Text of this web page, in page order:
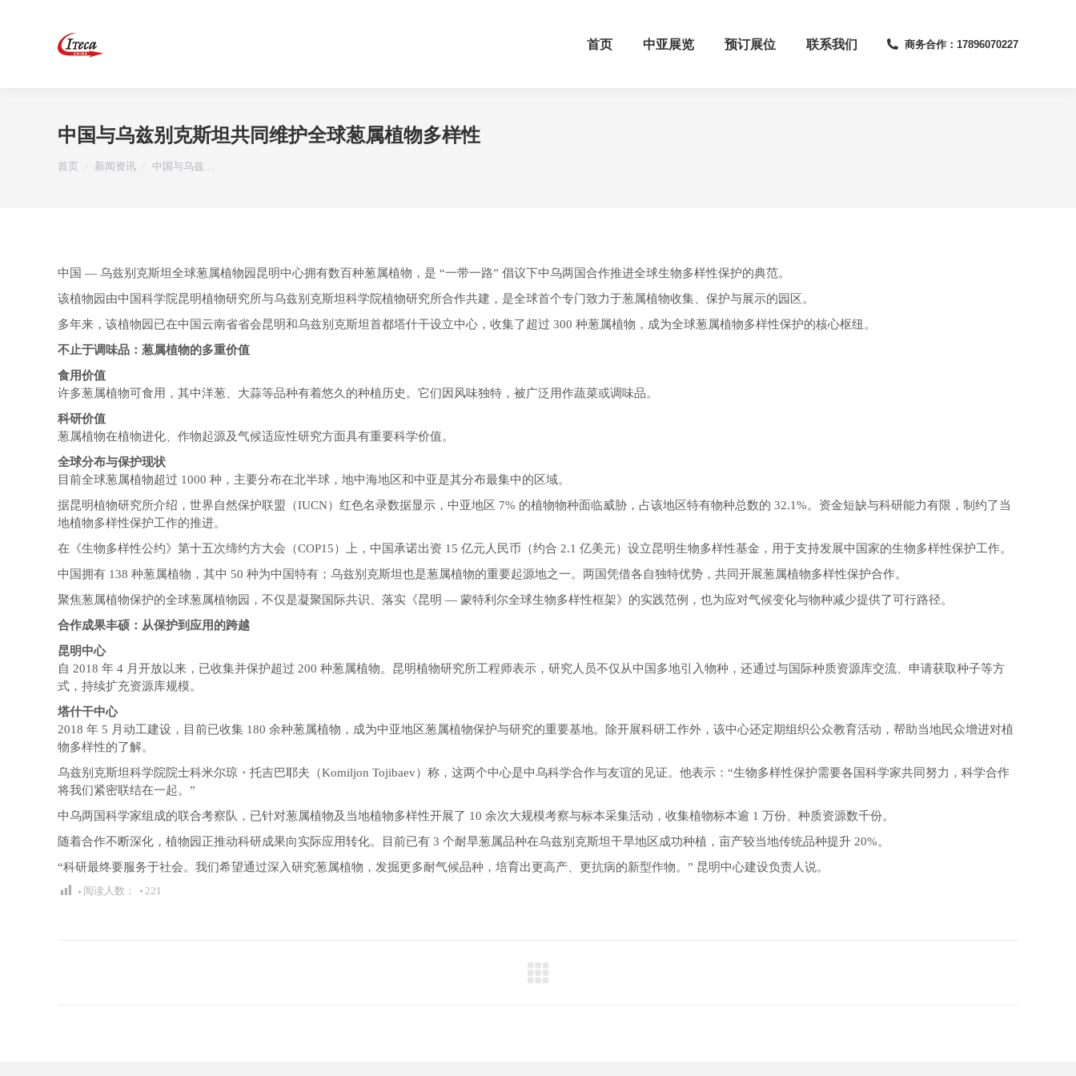
首页 中亚展览 预订展位 联系我们 商务合作：17896070227
中国与乌兹别克斯坦共同维护全球葱属植物多样性
首页 新闻资讯 中国与乌兹…
中国 — 乌兹别克斯坦全球葱属植物园昆明中心拥有数百种葱属植物，是 “一带一路” 倡议下中乌两国合作推进全球生物多样性保护的典范。
该植物园由中国科学院昆明植物研究所与乌兹别克斯坦科学院植物研究所合作共建，是全球首个专门致力于葱属植物收集、保护与展示的园区。
多年来，该植物园已在中国云南省省会昆明和乌兹别克斯坦首都塔什干设立中心，收集了超过 300 种葱属植物，成为全球葱属植物多样性保护的核心枢纽。
不止于调味品：葱属植物的多重价值
食用价值
许多葱属植物可食用，其中洋葱、大蒜等品种有着悠久的种植历史。它们因风味独特，被广泛用作蔬菜或调味品。
科研价值
葱属植物在植物进化、作物起源及气候适应性研究方面具有重要科学价值。
全球分布与保护现状
目前全球葱属植物超过 1000 种，主要分布在北半球，地中海地区和中亚是其分布最集中的区域。
据昆明植物研究所介绍，世界自然保护联盟（IUCN）红色名录数据显示，中亚地区 7% 的植物物种面临威胁，占该地区特有物种总数的 32.1%。资金短缺与科研能力有限，制约了当
地植物多样性保护工作的推进。
在《生物多样性公约》第十五次缔约方大会（COP15）上，中国承诺出资 15 亿元人民币（约合 2.1 亿美元）设立昆明生物多样性基金，用于支持发展中国家的生物多样性保护工作。
中国拥有 138 种葱属植物，其中 50 种为中国特有；乌兹别克斯坦也是葱属植物的重要起源地之一。两国凭借各自独特优势，共同开展葱属植物多样性保护合作。
聚焦葱属植物保护的全球葱属植物园，不仅是凝聚国际共识、落实《昆明 — 蒙特利尔全球生物多样性框架》的实践范例，也为应对气候变化与物种减少提供了可行路径。
合作成果丰硕：从保护到应用的跨越
昆明中心
自 2018 年 4 月开放以来，已收集并保护超过 200 种葱属植物。昆明植物研究所工程师表示，研究人员不仅从中国多地引入物种，还通过与国际种质资源库交流、申请获取种子等方
式，持续扩充资源库规模。
塔什干中心
2018 年 5 月动工建设，目前已收集 180 余种葱属植物，成为中亚地区葱属植物保护与研究的重要基地。除开展科研工作外，该中心还定期组织公众教育活动，帮助当地民众增进对植
物多样性的了解。
乌兹别克斯坦科学院院士科米尔琼・托吉巴耶夫（Komiljon Tojibaev）称，这两个中心是中乌科学合作与友谊的见证。他表示：“生物多样性保护需要各国科学家共同努力，科学合作
将我们紧密联结在一起。”
中乌两国科学家组成的联合考察队，已针对葱属植物及当地植物多样性开展了 10 余次大规模考察与标本采集活动，收集植物标本逾 1 万份、种质资源数千份。
随着合作不断深化，植物园正推动科研成果向实际应用转化。目前已有 3 个耐旱葱属品种在乌兹别克斯坦干旱地区成功种植，亩产较当地传统品种提升 20%。
“科研最终要服务于社会。我们希望通过深入研究葱属植物，发掘更多耐气候品种，培育出更高产、更抗病的新型作物。” 昆明中心建设负责人说。
阅读人数： 221